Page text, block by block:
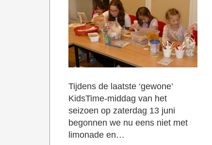
Tijdens de laatste ‘gewone’
KidsTime-middag van het
seizoen op zaterdag 13 juni
begonnen we nu eens niet met
limonade en…